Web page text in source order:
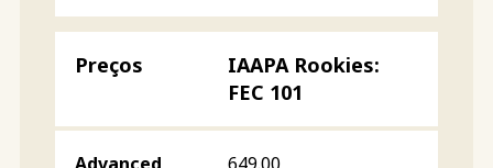
IAAPA Rookies:
FEC 101